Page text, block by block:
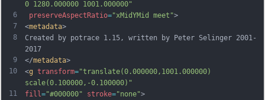
6
7
8
9
10
11
0 1280.000000 1001.000000"
preserveAspectRatio="xMidYMid meet">
<metadata>
Created by potrace 1.15, written by Peter Selinger 2001-
2017
</metadata>
<g transform="translate(0.000000,1001.000000)
scale(0.100000,-0.100000)"
fill="#000000" stroke="none">